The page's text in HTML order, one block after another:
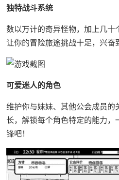
独特战斗系统
数以万计的奇异怪物，加上几十
让你的冒险旅途挑战十足，兴奋
可爱迷人的角色
维护你与妹妹、其他公会成员的
长，解锁每个角色特定的能力，
锋吧！